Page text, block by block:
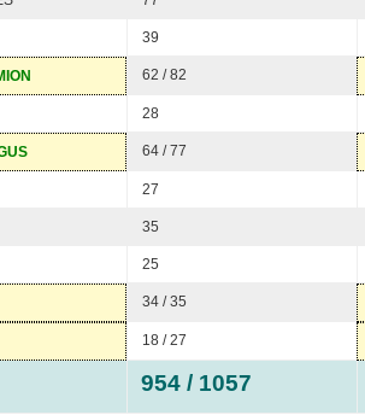
39
62 / 82
28
64 / 77
27
35
25
34 / 35
18 / 27
954 / 1057